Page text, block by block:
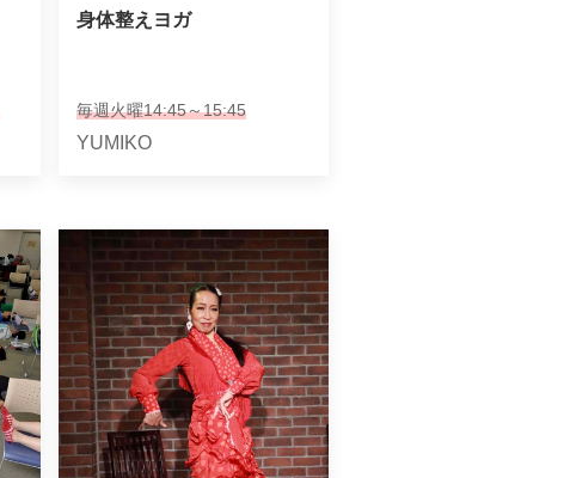
身体整えヨガ
毎週火曜14:45～15:45
YUMIKO